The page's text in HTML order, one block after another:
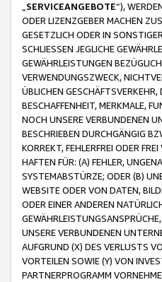
SERVICEANGEBOTE“),
ODER LIZENZGEBER MACHEN
GESETZLICH ODER IN
SCHLIESSEN JEGLICHE
GEWÄHRLEISTUNGEN
VERWENDUNGSZWECK,
ÜBLICHEN
BESCHAFFENHEIT, MERKMALE,
NOCH UNSERE VERBUNDENEN
BESCHRIEBEN DURCHGÄNGIG
KORREKT, FEHLERFREI ODER
HAFTEN FÜR: (A) FEHLER,
SYSTEMABSTÜRZE; ODER (B)
WEBSITE ODER VON DATEN,
ODER EINER ANDEREN
UNSERE VERBUNDENEN
AUFGRUND (X) DES VERLUSTS
VORTEILEN SOWIE (Y) VON
PARTNERPROGRAMM